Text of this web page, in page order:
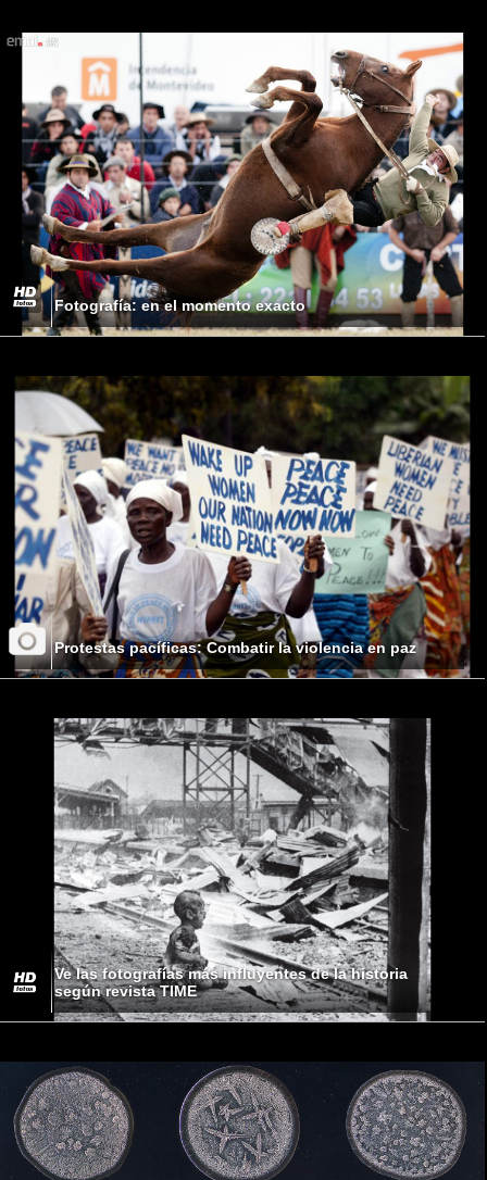
Fotografía: en el momento exacto
Protestas pacíficas: Combatir la violencia en paz
Ve las fotografías más influyentes de la historia
según revista TIME